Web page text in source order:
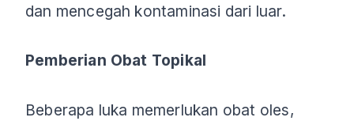
dan mencegah kontaminasi dari luar.
Pemberian Obat Topikal
Beberapa luka memerlukan obat oles,